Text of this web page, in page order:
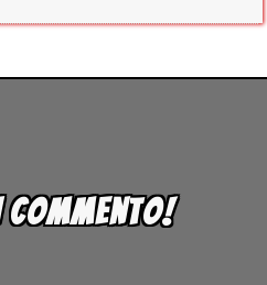
commento!